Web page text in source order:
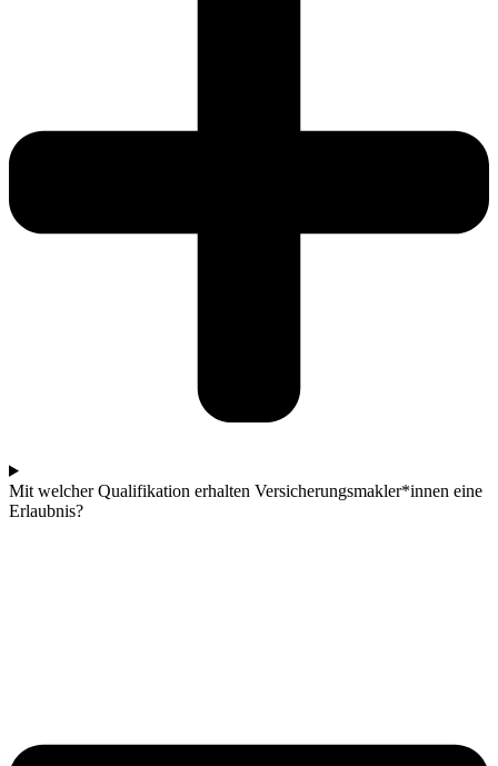
Mit welcher Qualifikation erhalten Versicherungsmakler*innen eine
Erlaubnis?